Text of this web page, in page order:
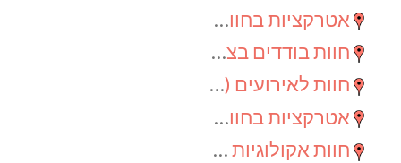
אטרקציות בחוות
חוות בודדים בצפון
חוות לאירועים (4)
אטרקציות בחוות בדרום
חוות אקולוגיות(2)